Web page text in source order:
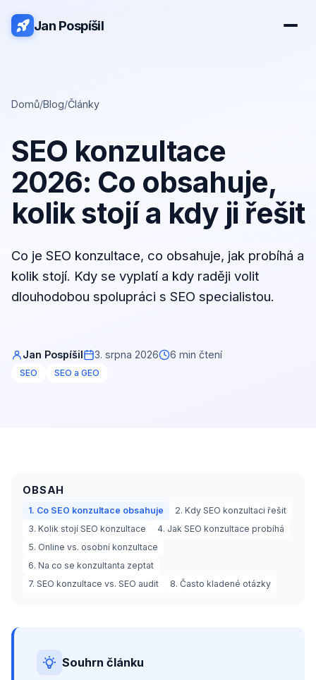
Jan Pospíšil
Domů/Blog/Články
SEO konzultace
2026: Co obsahuje,
kolik stojí a kdy ji řešit
Co je SEO konzultace, co obsahuje, jak probíhá a
kolik stojí. Kdy se vyplatí a kdy raději volit
dlouhodobou spolupráci s SEO specialistou.
Jan Pospíšil 3. srpna 2026 6 min čtení
SEO SEO a GEO
OBSAH
1. Co SEO konzultace obsahuje
2. Kdy SEO konzultaci řešit
3. Kolik stojí SEO konzultace
4. Jak SEO konzultace probíhá
5. Online vs. osobní konzultace
6. Na co se konzultanta zeptat
7. SEO konzultace vs. SEO audit
8. Často kladené otázky
Souhrn článku